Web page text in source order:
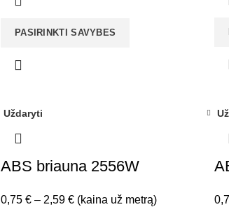
through
PASIRINKTI SAVYBES
Uždaryti
ABS briauna 2556W
0,75 € – 2,59 €Price
(kaina už metrą)